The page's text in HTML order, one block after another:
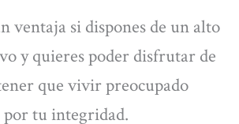
ventaja si dispones de un alto
y quieres poder disfrutar de
que vivir preocupado
tu integridad.